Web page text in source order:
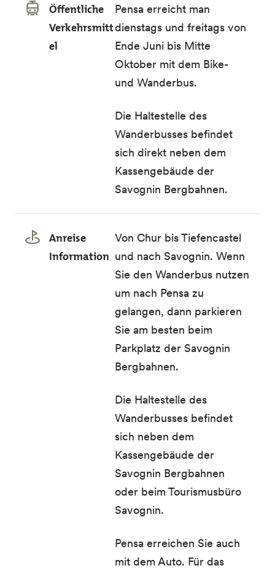
Öffentliche
Verkehrsmitt
el
Pensa erreicht man
dienstags und freitags von
Ende Juni bis Mitte
Oktober mit dem Bike-
und Wanderbus.
Die Haltestelle des
Wanderbusses befindet
sich direkt neben dem
Kassengebäude der
Savognin Bergbahnen.
Anreise
Information
Von Chur bis Tiefencastel
und nach Savognin. Wenn
Sie den Wanderbus nutzen
um nach Pensa zu
gelangen, dann parkieren
Sie am besten beim
Parkplatz der Savognin
Bergbahnen.
Die Haltestelle des
Wanderbusses befindet
sich neben dem
Kassengebäude der
Savognin Bergbahnen
oder beim Tourismusbüro
Savognin.
Pensa erreichen Sie auch
mit dem Auto. Für das